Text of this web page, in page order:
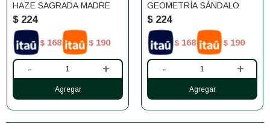
HAZE SAGRADA MADRE
$ 224
$ 168 $ 190
- +
GEOMETRÍA SÁNDALO
$ 224
$ 168 $ 190
- +